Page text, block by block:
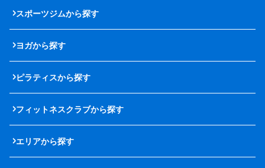
スポーツジムから探す
ヨガから探す
ピラティスから探す
フィットネスクラブから探す
エリアから探す